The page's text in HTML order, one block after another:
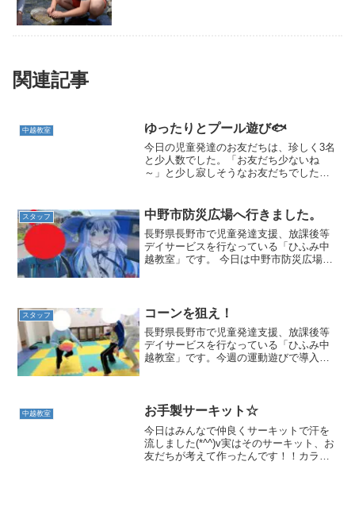
関連記事
中越教室 ゆったりとプール遊び🐟
今日の児童発達のお友だちは、珍しく3名
と少人数でした。「お友だち少ないね
～」と少し寂しそうなお友だちでした
プールでは寝転んでみたり、顔をつけて
バタ足をしたり少人数ならで...
スタッフ 中野市防災広場へ行きました。
長野県長野市で児童発達支援、放課後等
デイサービスを行なっている「ひふみ中
越教室」です。 今日は中野市防災広場の
ー「イエローキメラ」...
スタッフ コーンを狙え！
長野県長野市で児童発達支援、放課後等
デイサービスを行なっている「ひふみ中
越教室」です。今週の運動遊びで導入と
心には二段に積んだコー...
中越教室 お手製サーキット☆
今日はみんなで仲良くサーキットで汗を
流しました(*^^)v実はそのサーキット、お
友だちが考えて作ったんです！！カラー